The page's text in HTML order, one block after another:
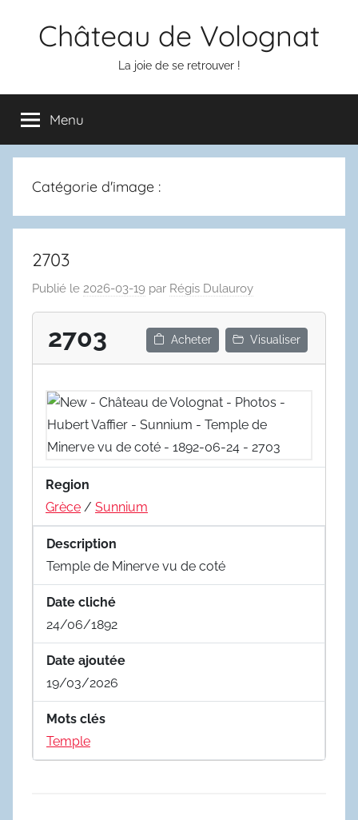
Château de Volognat
La joie de se retrouver !
Menu
Catégorie d'image :
2703
Publié le 2026-03-19 par Régis Dulauroy
2703 Acheter Visualiser
Region
Grèce / Sunnium
Description
Temple de Minerve vu de coté
Date cliché
24/06/1892
Date ajoutée
19/03/2026
Mots clés
Temple